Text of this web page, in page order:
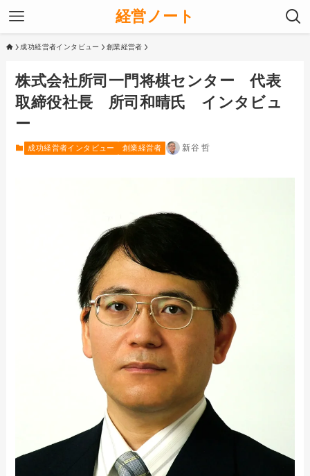
経営ノート
成功経営者インタビュー 創業経営者
株式会社所司一門将棋センター 代表
取締役社長 所司和晴氏 インタビュ
ー
成功経営者インタビュー 創業経営者 新谷 哲